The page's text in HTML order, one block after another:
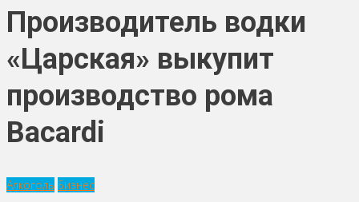
Производитель водки
«Царская» выкупит
производство рома
Bacardi
Алкоголь Бизнес